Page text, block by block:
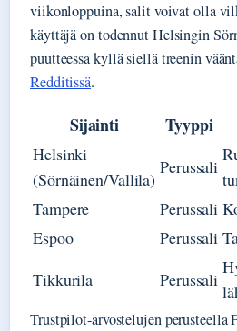
viikonloppuina, salit voivat olla
käyttäjä on todennut Helsingin
puutteessa kyllä siellä treenin
Redditissä.
Sijainti Tyyppi
Helsinki
(Sörnäinen/Vallila)
Perussali
Tampere
Perussali
Espoo
Perussali
Tikkurila
Perussali
Trustpilot-arvostelujen perusteella